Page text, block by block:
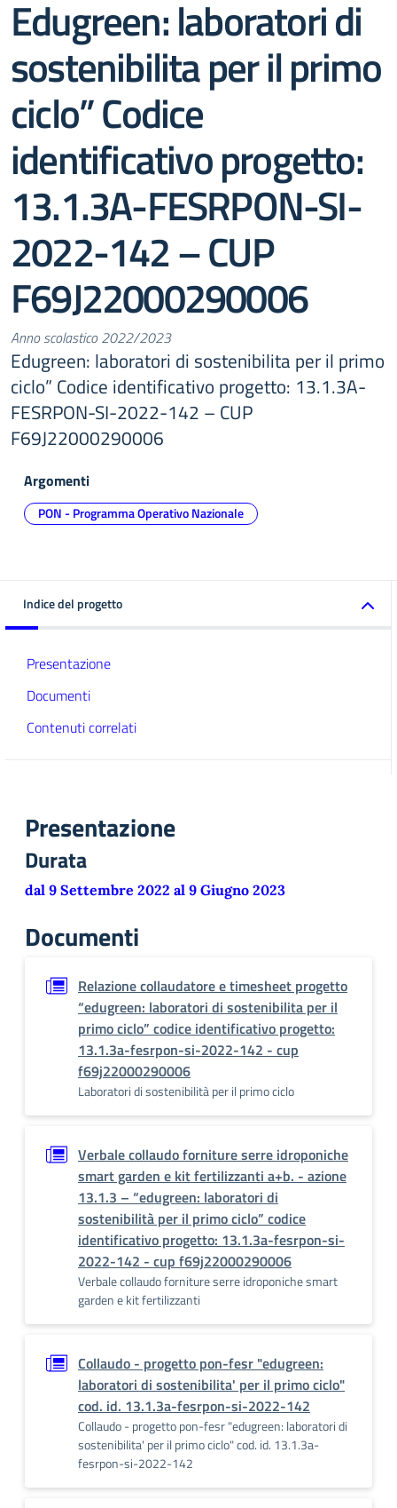
Edugreen: laboratori di
sostenibilita per il primo
ciclo” Codice
identificativo progetto:
13.1.3A-FESRPON-SI-
2022-142 – CUP
F69J22000290006
Anno scolastico 2022/2023
Edugreen: laboratori di sostenibilita per il primo
ciclo” Codice identificativo progetto: 13.1.3A-
FESRPON-SI-2022-142 – CUP
F69J22000290006
Argomenti
PON - Programma Operativo Nazionale
Indice del progetto
Presentazione
Documenti
Contenuti correlati
Presentazione
Durata
dal 9 Settembre 2022 al 9 Giugno 2023
Documenti
Relazione collaudatore e timesheet progetto
“edugreen: laboratori di sostenibilita per il
primo ciclo” codice identificativo progetto:
13.1.3a-fesrpon-si-2022-142 - cup
f69j22000290006
Laboratori di sostenibilità per il primo ciclo
Verbale collaudo forniture serre idroponiche
smart garden e kit fertilizzanti a+b. - azione
13.1.3 – “edugreen: laboratori di
sostenibilità per il primo ciclo” codice
identificativo progetto: 13.1.3a-fesrpon-si-
2022-142 - cup f69j22000290006
Verbale collaudo forniture serre idroponiche smart
garden e kit fertilizzanti
Collaudo - progetto pon-fesr "edugreen:
laboratori di sostenibilita' per il primo ciclo"
cod. id. 13.1.3a-fesrpon-si-2022-142
Collaudo - progetto pon-fesr "edugreen: laboratori di
sostenibilita' per il primo ciclo" cod. id. 13.1.3a-
fesrpon-si-2022-142